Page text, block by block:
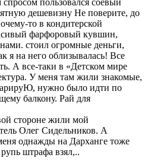
дешевизну Не поверите, до
то в кондитерской
фарфоровый кувшин,
стоил огромные деньги,
я на него облизывалась! Все
А все-таки в «Детском мире
У меня там жили знакомые,
нужно было идти по
балкону. Рай для
стороне жили мой
Олег Сидельников. А
однажды на Дарханге тоже
штрафа взял,..